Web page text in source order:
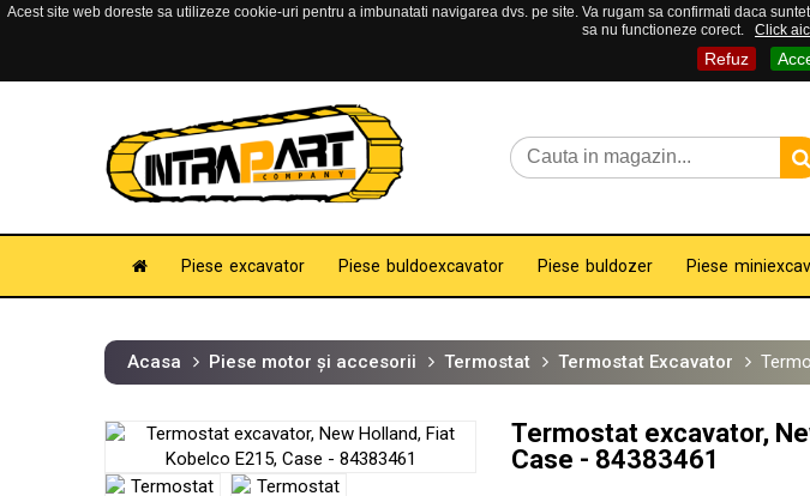
Acest site web doreste sa utilizeze cookie-uri pentru a imbunatati navigarea dvs. pe site. Va rugam sa confirmati daca
sa nu functioneze corect.
Click
Refuz
Piese excavator Piese buldoexcavator Piese buldozer Piese
Acasa Piese motor și accesorii Termostat Termostat Excavator
Termostat excavator,
Case - 84383461